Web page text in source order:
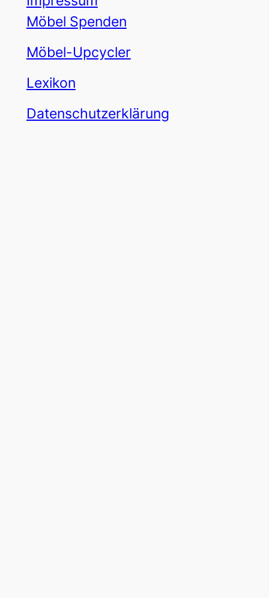
Möbel Spenden
Möbel-Upcycler
Lexikon
Datenschutzerklärung